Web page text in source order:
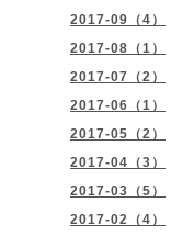
2017-09（4）
2017-08（1）
2017-07（2）
2017-06（1）
2017-05（2）
2017-04（3）
2017-03（5）
2017-02（4）